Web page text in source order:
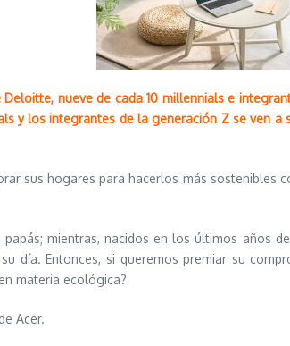
nueve de cada 10 millennials e
y los integrantes de la generación Z se ven
sus hogares para hacerlos más
papás; mientras, nacidos en los últimos
día. Entonces, si queremos premiar su
materia ecológica?
Acer.